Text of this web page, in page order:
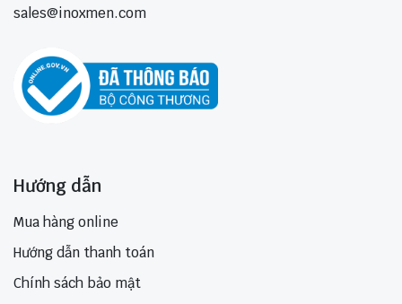
sales@inoxmen.com
Hướng dẫn
Mua hàng online
Hướng dẫn thanh toán
Chính sách bảo mật